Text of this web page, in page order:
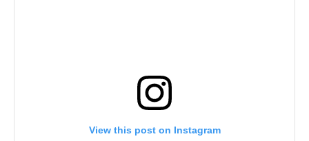
View this post on Instagram